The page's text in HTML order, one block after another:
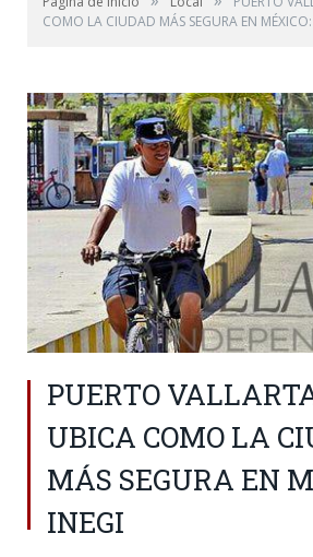
COMO LA CIUDAD MÁS SEGURA EN
PUERTO
UBICA COMO LA
MÁS SEGURA EN
INEGI